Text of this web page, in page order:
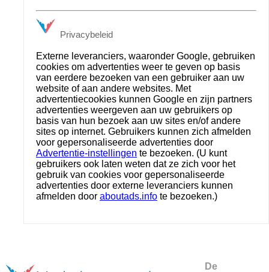
Privacybeleid
Externe leveranciers, waaronder Google, gebruiken
cookies om advertenties weer te geven op basis
van eerdere bezoeken van een gebruiker aan uw
website of aan andere websites. Met
advertentiecookies kunnen Google en zijn partners
advertenties weergeven aan uw gebruikers op
basis van hun bezoek aan uw sites en/of andere
sites op internet. Gebruikers kunnen zich afmelden
voor gepersonaliseerde advertenties door
Advertentie-instellingen te bezoeken. (U kunt
gebruikers ook laten weten dat ze zich voor het
gebruik van cookies voor gepersonaliseerde
advertenties door externe leveranciers kunnen
afmelden door aboutads.info te bezoeken.)
De